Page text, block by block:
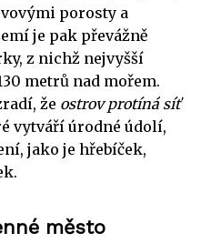
porosty a
je pak převážně
z nichž nejvyšší
metrů nad mořem.
že ostrov protíná síť
vytváří úrodné údolí,
jako je hřebíček,
město